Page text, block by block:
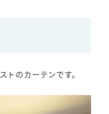
トのカーテンです。